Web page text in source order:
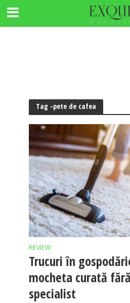
Tag -pete de cafea
REVIEW
Trucuri în
mocheta curată
specialist